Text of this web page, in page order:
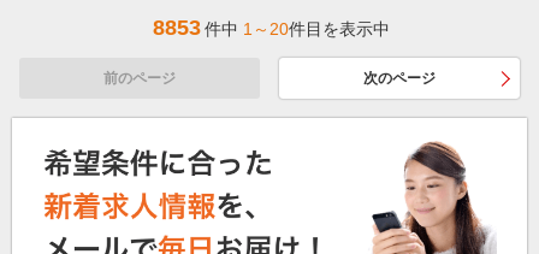
8853件中 1～20件目を表示中
前のページ 次のページ